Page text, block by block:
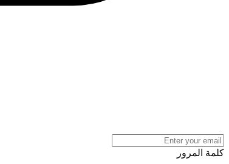
كلمة المرور